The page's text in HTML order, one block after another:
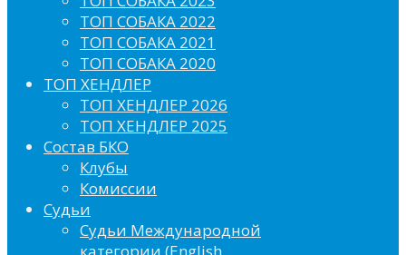
ТОП СОБАКА 2022
ТОП СОБАКА 2021
ТОП СОБАКА 2020
ТОП ХЕНДЛЕР
ТОП ХЕНДЛЕР 2026
ТОП ХЕНДЛЕР 2025
Состав БКО
Клубы
Комиссии
Судьи
Судьи Международной